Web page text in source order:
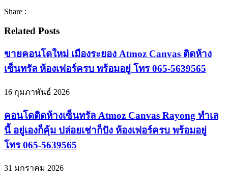
Share :
Related Posts
ขายคอนโดใหม่ เมืองระยอง Atmoz Canvas ติดห้าง
เซ็นทรัล ห้องเฟอร์ครบ พร้อมอยู่ โทร 065-5639565
16 กุมภาพันธ์ 2026
คอนโดติดห้างเซ็นทรัล Atmoz Canvas Rayong ทำเล
นี้ อยู่เองก็คุ้ม ปล่อยเช่าก็ปัง ห้องเฟอร์ครบ พร้อมอยู่
โทร 065-5639565
31 มกราคม 2026